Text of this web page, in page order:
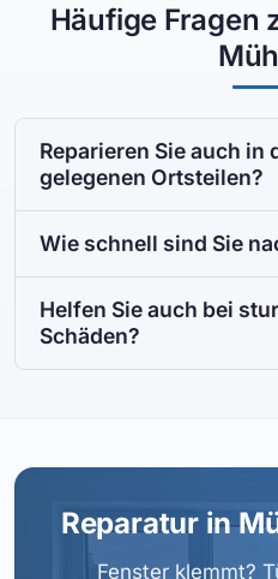
Häufige Fragen
Reparieren Sie auch in
gelegenen Ortsteilen?
Wie schnell sind Sie
Helfen Sie auch bei
Schäden?
Reparatur in
Fenster klemmt?